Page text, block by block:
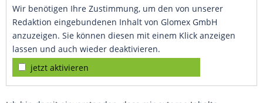
Wir benötigen Ihre Zustimmung, um den von unserer
Redaktion eingebundenen Inhalt von Glomex GmbH
anzuzeigen. Sie können diesen mit einem Klick anzeigen
lassen und auch wieder deaktivieren.
jetzt aktivieren